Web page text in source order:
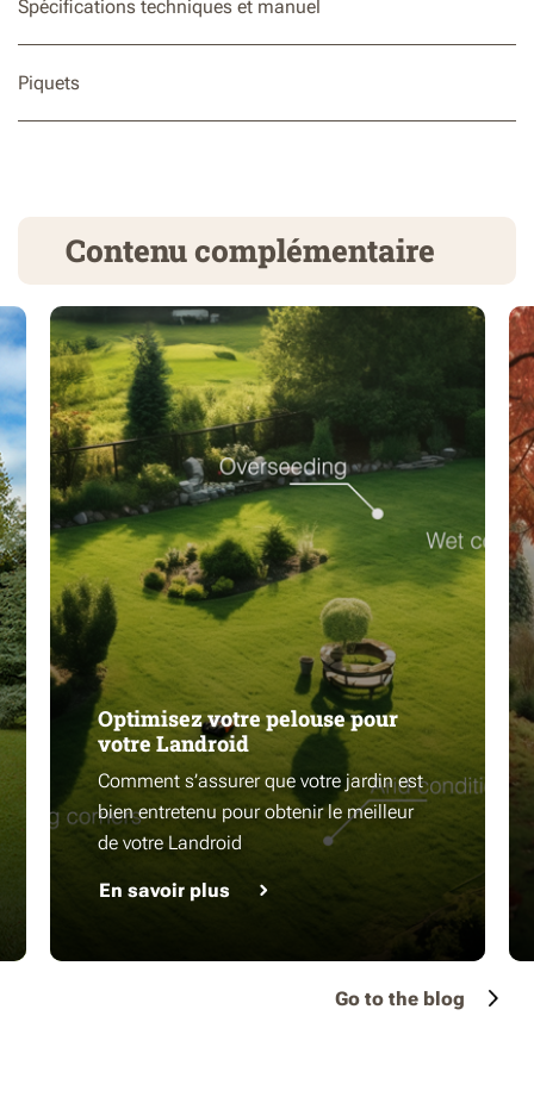
Spécifications techniques et manuel
Piquets
Contenu complémentaire
Optimisez votre pelouse pour
votre Landroid
Comment s’assurer que votre jardin est
bien entretenu pour obtenir le meilleur
de votre Landroid
En savoir plus
Go to the blog